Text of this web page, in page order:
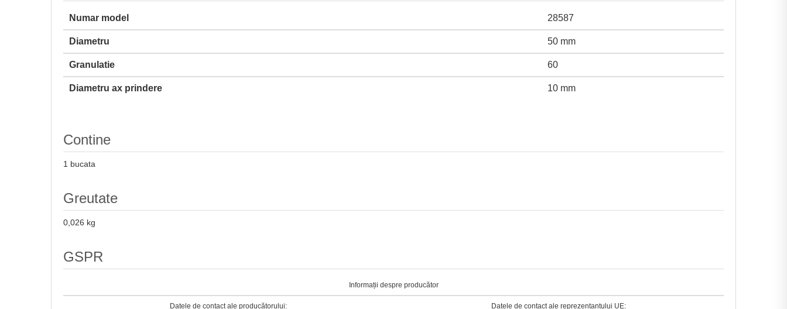
Numar model 28587
Diametru 50 mm
Granulatie 60
Diametru ax prindere 10 mm
Contine
1 bucata
Greutate
0,026 kg
GSPR
Informații despre producător
Datele de contact ale producătorului:
Datele de contact ale reprezentantului UE: